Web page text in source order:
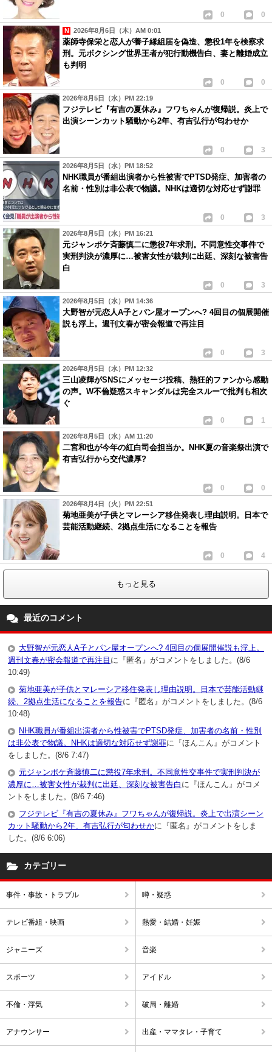
0 0
2026年8月6日（木）AM 0:01
薬師寺保栄と恋人が養子縁組届を偽造、懲役1年を検察求
刑。元ボクシング世界王者が犯行動機告白、妻と離婚成立
も判明
0 0
2026年8月5日（水）PM 22:19
フジテレビ『有吉の夏休み』フワちゃんが復帰説。炎上で
出演シーンカット騒動から2年、有吉弘行が匂わせか
0 3
2026年8月5日（水）PM 18:52
NHK職員が番組出演者から性被害でPTSD発症、加害者の
名前・性別は非公表で物議。NHKは適切な対応せず謝罪
0 3
2026年8月5日（水）PM 16:21
元ジャンポケ斉藤慎二に懲役7年求刑。不同意性交事件で
実刑判決が濃厚に…被害女性が裁判に出廷、深刻な被害告
白
0 3
2026年8月5日（水）PM 14:36
大野智が元恋人A子とパン屋オープンへ? 4回目の個展開催
説も浮上。週刊文春が密会報道で再注目
0 3
2026年8月5日（水）PM 12:32
三山凌輝がSNSにメッセージ投稿、熱狂的ファンから感動
の声。W不倫疑惑スキャンダルは完全スルーで批判も相次
ぐ
0 1
2026年8月5日（水）AM 11:20
二宮和也が今年の紅白司会担当か。NHK夏の音楽祭出演で
有吉弘行から交代濃厚?
0 0
2026年8月4日（火）PM 22:51
菊地亜美が子供とマレーシア移住発表し理由説明。日本で
芸能活動継続、2拠点生活になることを報告
0 4
もっと見る
最近のコメント
大野智が元恋人A子とパン屋オープンへ? 4回目の個展開催説も浮上。
週刊文春が密会報道で再注目 に『匿名』がコメントをしました。(8/6
10:49)
菊地亜美が子供とマレーシア移住発表し理由説明。日本で芸能活動継
続、2拠点生活になることを報告に『匿名』がコメントをしました。(8/6
10:48)
NHK職員が番組出演者から性被害でPTSD発症、加害者の名前・性別
は非公表で物議。NHKは適切な対応せず謝罪に『ほんこん』がコメント
をしました。(8/6 7:47)
元ジャンポケ斉藤慎二に懲役7年求刑。不同意性交事件で実刑判決が
濃厚に…被害女性が裁判に出廷、深刻な被害告白 に『ほんこん』がコメ
ントをしました。(8/6 7:46)
フジテレビ『有吉の夏休み』フワちゃんが復帰説。炎上で出演シーン
カット騒動から2年、有吉弘行が匂わせかに『匿名』がコメントをしま
した。(8/6 6:06)
カテゴリー
事件・事故・トラブル 噂・疑惑
テレビ番組・映画 熱愛・結婚・妊娠
ジャニーズ 音楽
スポーツ アイドル
不倫・浮気 破局・離婚
アナウンサー 出産・ママタレ・子育て